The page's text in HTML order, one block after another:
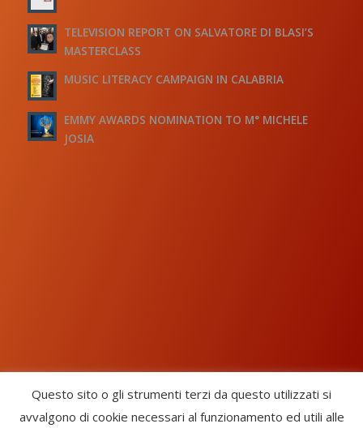
TELEVISION REPORT ON SALVATORE DI BLASI’S
MASTERCLASS
MUSIC LITERACY CAMPAIGN IN CALABRIA
EMMY AWARDS NOMINATION TO M° MICHELE
JOSIA
Questo sito o gli strumenti terzi da questo utilizzati si
avvalgono di cookie necessari al funzionamento ed utili alle